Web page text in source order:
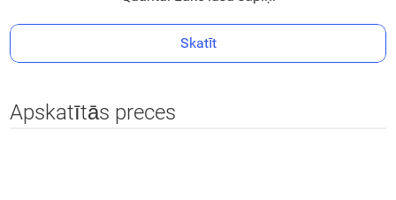
Skatīt
Apskatītās preces